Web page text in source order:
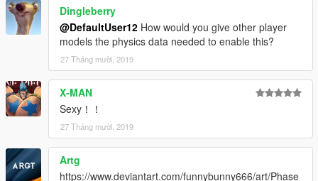
Dingleberry
@DefaultUser12 How would you give other player
models the physics data needed to enable this?
27 Tháng mười, 2019
X-MAN
Sexy！！
27 Tháng mười, 2019
Artg
https://www.deviantart.com/funnybunny666/art/Phase